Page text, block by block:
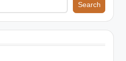
Search